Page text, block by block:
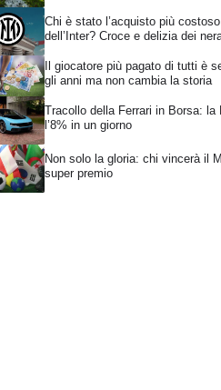
Chi è stato l’acquisto più
dell’Inter? Croce e delizia dei
Il giocatore più pagato di tutti è
gli anni ma non cambia la storia
Tracollo della Ferrari in Borsa: la
l’8% in un giorno
Non solo la gloria: chi vincerà il
super premio